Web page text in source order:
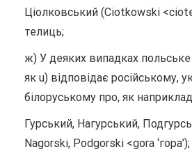
Ціолковський (Ciotkowski
телиць;
ж) У деяких випадках
як u) відповідає російському,
білоруському про, як
Гурський, Нагурський,
Nagorski, Podgorski <gora